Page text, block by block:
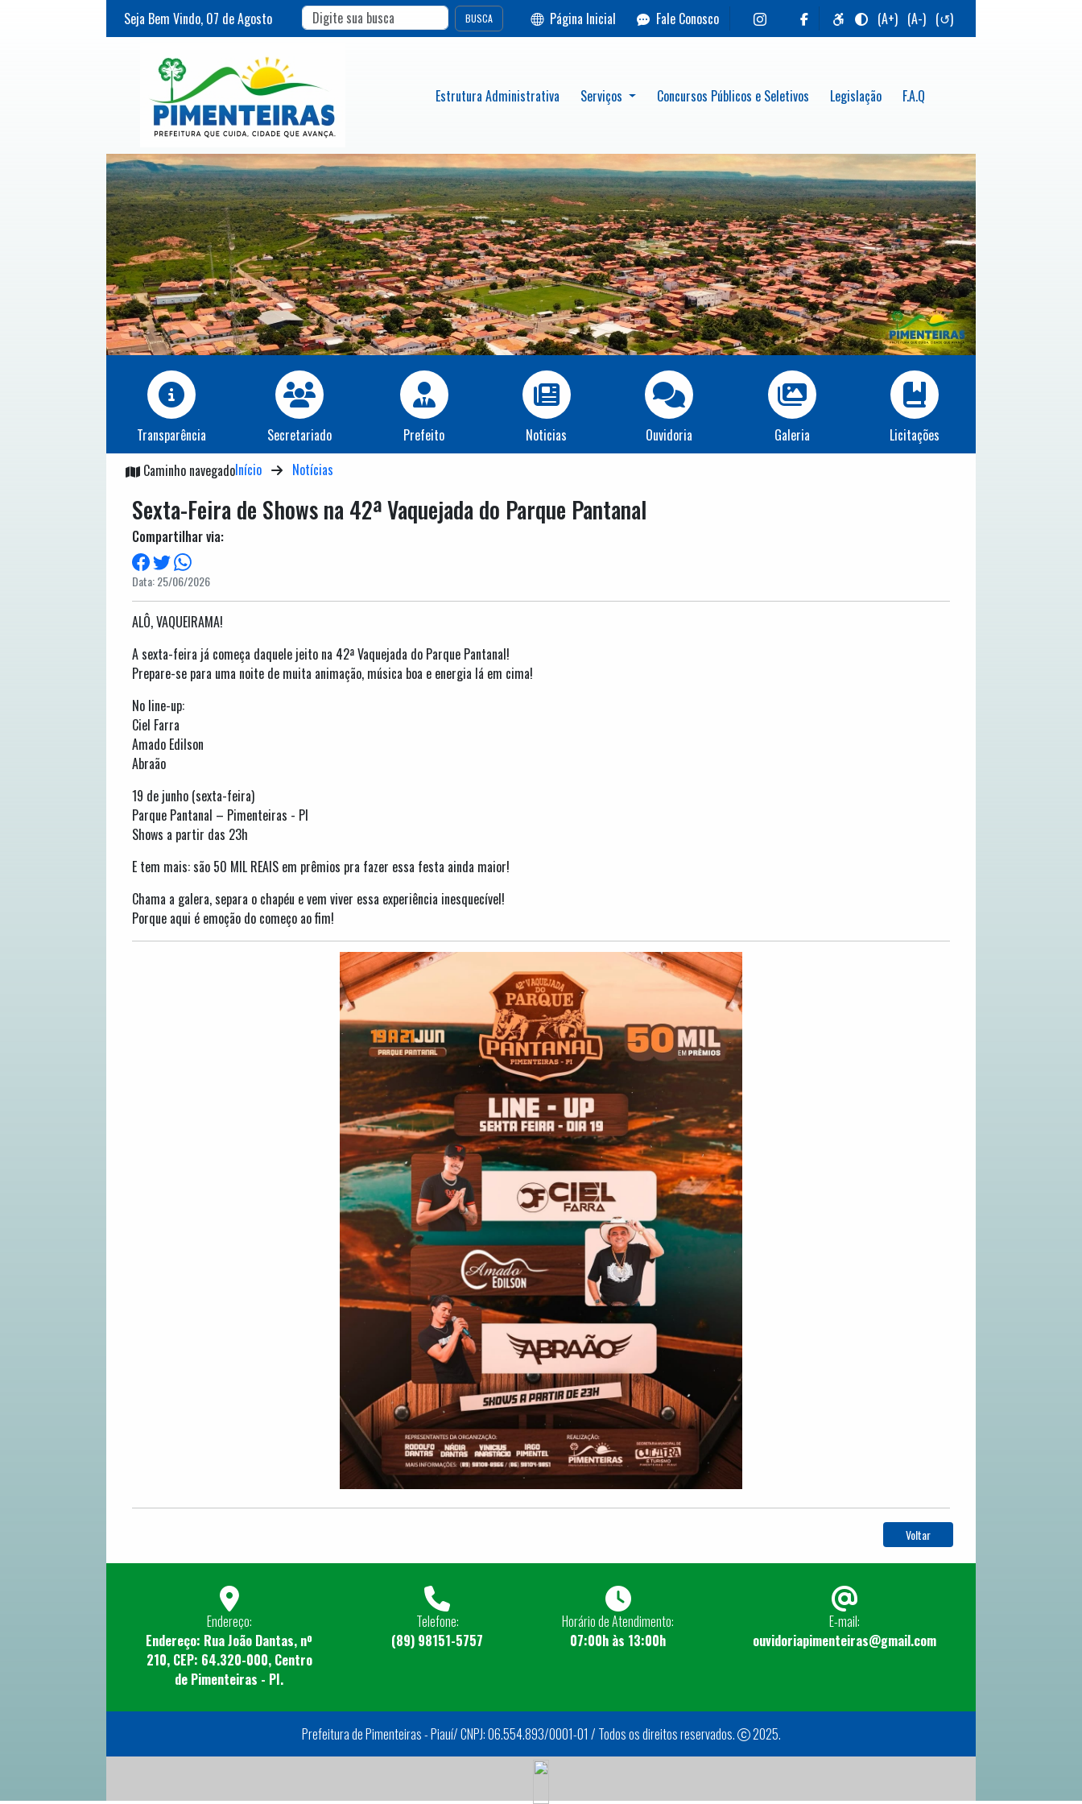
Seja Bem Vindo, 07 deAgosto BUSCA Página Inicial Fale Conosco (A+) (A-) (↺)
Estrutura Administrativa Serviços Concursos Públicos e Seletivos Legislação F.A.Q
Transparência Secretariado Prefeito Noticias Ouvidoria Galeria
Licitações
Caminho navegadoInício Notícias
Sexta-Feira de Shows na 42ª Vaquejada do Parque Pantanal
Compartilhar via:
Data: 25/06/2026
ALÔ, VAQUEIRAMA!
A sexta-feira já começa daquele jeito na 42ª Vaquejada do Parque Pantanal!
Prepare-se para uma noite de muita animação, música boa e energia lá em cima!
No line-up:
Ciel Farra
Amado Edilson
Abraão
19 de junho (sexta-feira)
Parque Pantanal – Pimenteiras - PI
Shows a partir das 23h
E tem mais: são 50 MIL REAIS em prêmios pra fazer essa festa ainda maior!
Chama a galera, separa o chapéu e vem viver essa experiência inesquecível!
Porque aqui é emoção do começo ao fim!
Voltar
Endereço:
Endereço: Rua João Dantas, nº
210, CEP: 64.320-000, Centro
de Pimenteiras - PI.
Telefone:
(89) 98151-5757
Horário de Atendimento:
07:00h às 13:00h
E-mail:
ouvidoriapimenteiras@gmail.com
Prefeitura de Pimenteiras - Piauí/ CNPJ: 06.554.893/0001-01 / Todos os direitos reservados. 2025.